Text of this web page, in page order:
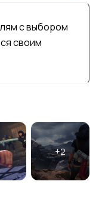
с выбором
своим